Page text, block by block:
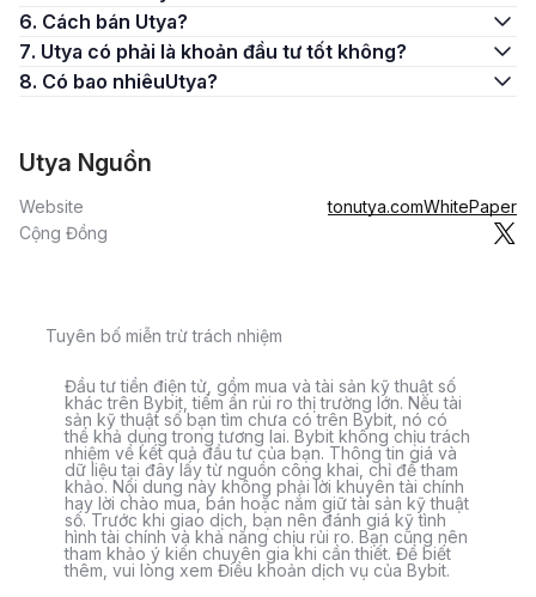
6. Cách bán Utya?
7. Utya có phải là khoản đầu tư tốt không?
8. Có bao nhiêuUtya?
Utya Nguồn
Website tonutya.comWhitePaper
Cộng Đồng
Tuyên bố miễn trừ trách nhiệm
Đầu tư tiền điện tử, gồm mua và tài sản kỹ thuật số
khác trên Bybit, tiềm ẩn rủi ro thị trường lớn. Nếu tài
sản kỹ thuật số bạn tìm chưa có trên Bybit, nó có
thể khả dụng trong tương lai. Bybit không chịu trách
nhiệm về kết quả đầu tư của bạn. Thông tin giá và
dữ liệu tại đây lấy từ nguồn công khai, chỉ để tham
khảo. Nội dung này không phải lời khuyên tài chính
hay lời chào mua, bán hoặc nắm giữ tài sản kỹ thuật
số. Trước khi giao dịch, bạn nên đánh giá kỹ tình
hình tài chính và khả năng chịu rủi ro. Bạn cũng nên
tham khảo ý kiến chuyên gia khi cần thiết. Để biết
thêm, vui lòng xem Điều khoản dịch vụ của Bybit.